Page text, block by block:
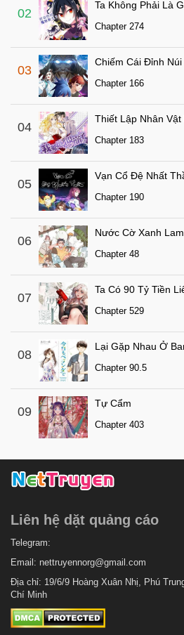
Chapter 18 3
Chapter 17
Chapter 16
Chapter 15
Chapter 14 3
Chapter 13 3
Chapter 12
Chapter 11 3
Chapter 10
Chapter 9 3
Chapter 8
Chapter 7
Chapter 6 7
Chapter 5
Chapter 4 7
Chapter 3
Chapter 2
Chapter 1
02
Ta Không Phải Là
Chapter 274
03
Chiếm Cái Đỉnh
Chapter 166
04
Thiết Lập Nhân
Chapter 183
05
Vạn Cổ Đệ Nhất
Chapter 190
06
Nước Cờ Xanh Lam
Chapter 48
07
Ta Có 90 Tỷ Tiền
Chapter 529
08
Lại Gặp Nhau Ở
Chapter 90.5
09
Tự Cẩm
Chapter 403
Liên hệ dặt quảng cáo
Telegram:
Email: nettruyennorg@gmail.com
Địa chỉ: 19/6/9 Hoàng Xuân Nhị, Phú
Chí Minh